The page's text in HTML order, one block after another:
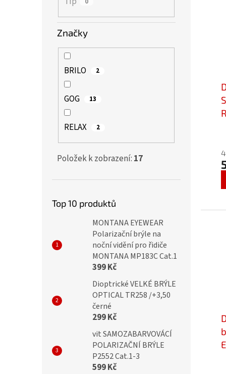
Značky
BRILO 2
GOG 13
RELAX 2
Položek k zobrazení: 17
Top 10 produktů
MONTANA EYEWEAR
Polarizační brýle na
noční vidění pro řidiče
MONTANA MP183C Cat.1
399 Kč
Dioptrické VELKÉ BRÝLE
OPTICAL TR258 /+3,50
černé
299 Kč
vit SAMOZABARVOVÁCÍ
POLARIZAČNÍ BRÝLE
P2552 Cat.1-3
599 Kč